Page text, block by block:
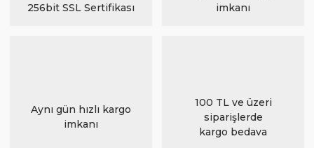
256bit SSL Sertifikası
imkanı
Aynı gün hızlı kargo
imkanı
100 TL ve üzeri
siparişlerde
kargo bedava